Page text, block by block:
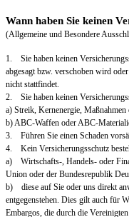
Wann haben Sie keinen
(Allgemeine und Besondere
1. Sie haben keinen
abgesagt bzw. verschoben wird
nicht stattfindet.
2. Sie haben keinen
a) Streik, Kernenergie,
b) ABC-Waffen oder ABC-
3. Führen Sie einen Schaden
4. Kein Versicherungsschutz
a) Wirtschafts-, Handels- oder
Union oder der Bundesrepublik
b) diese auf Sie oder uns direkt
entgegenstehen. Dies gilt auch für
Embargos, die durch die